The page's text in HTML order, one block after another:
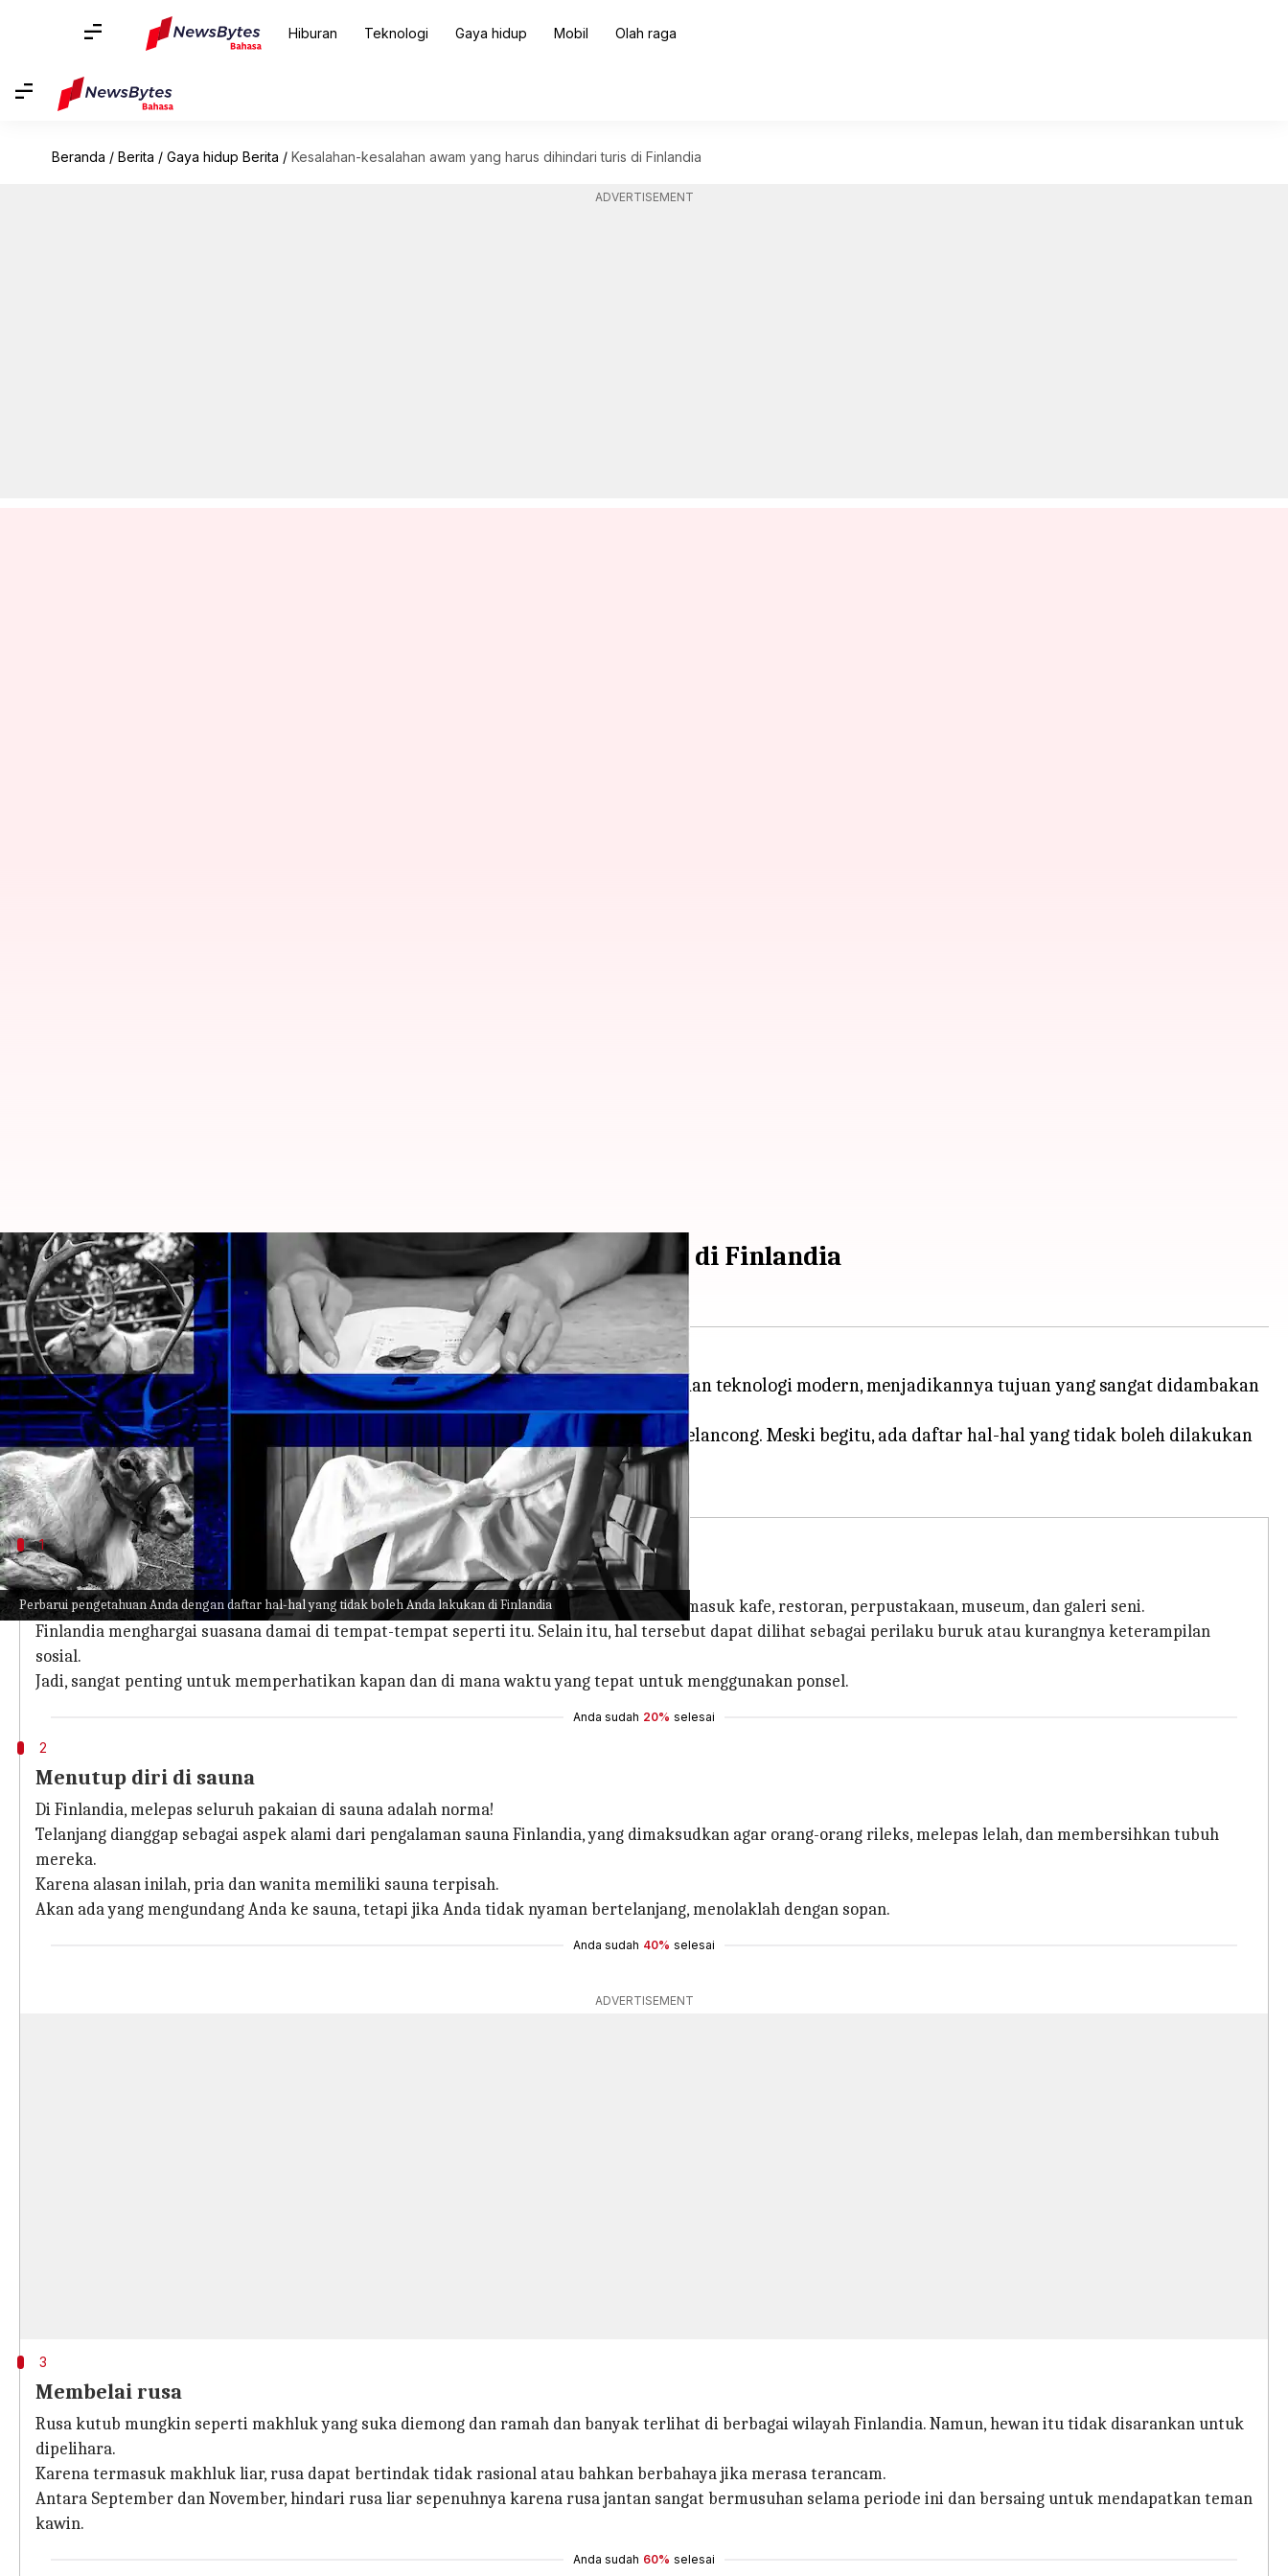
Hiburan Teknologi Gaya hidup Mobil Olah raga
Beranda / Berita / Gaya hidup Berita / Kesalahan-kesalahan awam yang harus dihindari turis di Finlandia
ADVERTISEMENT
Perbarui pengetahuan Anda dengan daftar hal-hal yang tidak boleh Anda lakukan di Finlandia
Kesalahan-kesalahan awam yang harus dihindari turis di Finlandia
menulis Taufiq Al Jufri Feb 27, 2023 12:45 pm
Apa ceritanya
Finlandia terkenal dengan perpaduan unik antara keindahan alam, cahaya utara, dan teknologi modern, menjadikannya tujuan yang sangat didambakan
oleh para pelancong dari seluruh dunia.
Finlandia memiliki daftar etiket sosialnya sendiri yang harus dipatuhi oleh para pelancong. Meski begitu, ada daftar hal-hal yang tidak boleh dilakukan
turis saat berada di Finlandia.
1
Etika bertelepon di tempat umum
Di Finlandia, tidak sopan menggunakan ponsel dengan suara keras di tempat umum termasuk kafe, restoran, perpustakaan, museum, dan galeri seni.
Finlandia menghargai suasana damai di tempat-tempat seperti itu. Selain itu, hal tersebut dapat dilihat sebagai perilaku buruk atau kurangnya keterampilan
sosial.
Jadi, sangat penting untuk memperhatikan kapan dan di mana waktu yang tepat untuk menggunakan ponsel.
Anda sudah 20% selesai
2
Menutup diri di sauna
Di Finlandia, melepas seluruh pakaian di sauna adalah norma!
Telanjang dianggap sebagai aspek alami dari pengalaman sauna Finlandia, yang dimaksudkan agar orang-orang rileks, melepas lelah, dan membersihkan tubuh
mereka.
Karena alasan inilah, pria dan wanita memiliki sauna terpisah.
Akan ada yang mengundang Anda ke sauna, tetapi jika Anda tidak nyaman bertelanjang, menolaklah dengan sopan.
Anda sudah 40% selesai
ADVERTISEMENT
3
Membelai rusa
Rusa kutub mungkin seperti makhluk yang suka diemong dan ramah dan banyak terlihat di berbagai wilayah Finlandia. Namun, hewan itu tidak disarankan untuk
dipelihara.
Karena termasuk makhluk liar, rusa dapat bertindak tidak rasional atau bahkan berbahaya jika merasa terancam.
Antara September dan November, hindari rusa liar sepenuhnya karena rusa jantan sangat bermusuhan selama periode ini dan bersaing untuk mendapatkan teman
kawin.
Anda sudah 60% selesai